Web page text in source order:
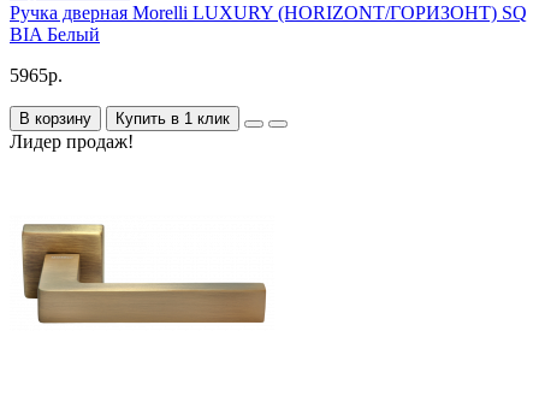
Ручка дверная Morelli LUXURY (HORIZONT/ГОРИЗОНТ) SQ
BIA Белый
5965р.
В корзину Купить в 1 клик
Лидер продаж!